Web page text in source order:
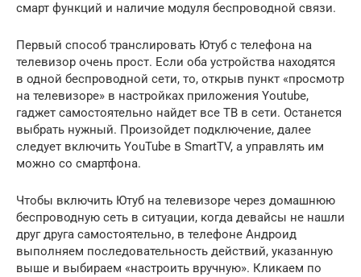
смарт функций и наличие модуля беспроводной связи.
Первый способ транслировать Ютуб с телефона на
телевизор очень прост. Если оба устройства находятся
в одной беспроводной сети, то, открыв пункт «просмотр
на телевизоре» в настройках приложения Youtube,
гаджет самостоятельно найдет все ТВ в сети. Останется
выбрать нужный. Произойдет подключение, далее
следует включить YouTube в SmartTV, а управлять им
можно со смартфона.
Чтобы включить Ютуб на телевизоре через домашнюю
беспроводную сеть в ситуации, когда девайсы не нашли
друг друга самостоятельно, в телефоне Андроид
выполняем последовательность действий, указанную
выше и выбираем «настроить вручную». Кликаем по